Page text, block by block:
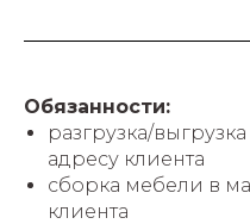
Обязанности:
разгрузка/
адресу клиента
сборка мебели в
клиента